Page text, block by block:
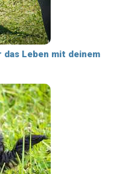
Leben mit deinem